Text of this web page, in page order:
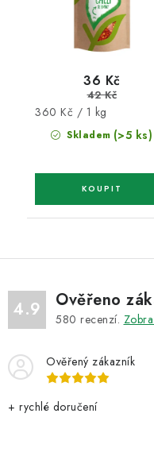
Skladem (>5 ks)
36 Kč
42 Kč
Měrná
cena:
360 Kč / 1 kg
4.9 Ověřeno
580 recenzí.
Ověřený zákazník
+ rychlé doručení